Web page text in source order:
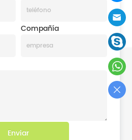
Compañía
Enviar